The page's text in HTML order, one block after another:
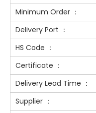
Minimum Order ：
Delivery Port ：
HS Code ：
Certificate ：
Delivery Lead Time ：
Supplier ：